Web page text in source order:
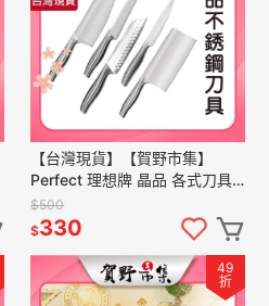
【台灣現貨】【賀野市集】
Perfect 理想牌 晶品 各式刀具
剁刀 切片刀 料理刀 萬用刀 水
果刀 廚房 料理 台灣牌
$500
$330
49
折